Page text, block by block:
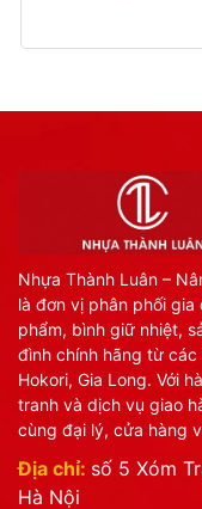
Nhựa Thành Luân –
là đơn vị phân phối
phẩm, bình giữ nhiệt,
đình chính hãng từ
Hokori, Gia Long. Với
tranh và dịch vụ giao
cùng đại lý, cửa hàng
Địa chỉ: số 5 Xóm
Hà Nội